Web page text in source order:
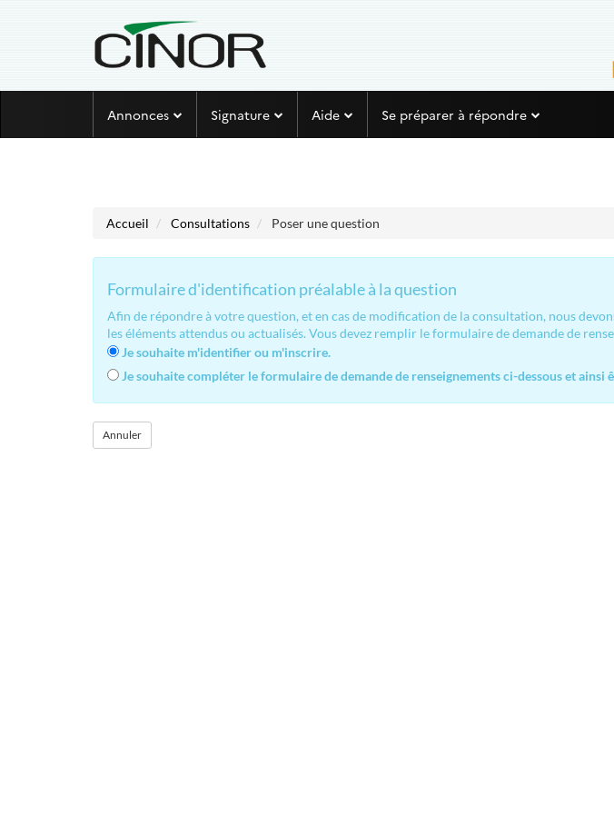
Annonces Signature Aide Se préparer à répondre
Accueil Consultations Poser une question
Formulaire d'identification préalable à la question
Afin de répondre à votre question, et en cas de modification de la consultation, nous
les éléments attendus ou actualisés. Vous devez remplir le formulaire de demande de
Je souhaite m'identifier ou m'inscrire.
Je souhaite compléter le formulaire de demande de renseignements ci-dessous et